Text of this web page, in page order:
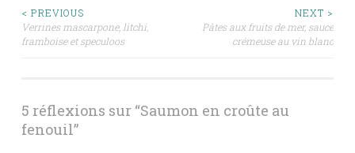
Navigation
des
< PREVIOUS
Verrines mascarpone, litchi,
framboise et speculoos
NEXT >
Pâtes aux fruits de mer, sauce
crémeuse au vin blanc
5 réflexions sur “Saumon en croûte au
fenouil”